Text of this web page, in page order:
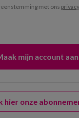
met ons
hier onze